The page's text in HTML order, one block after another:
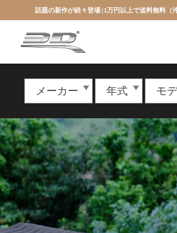
話題の新作が続々登場 | 1万円以上で送料無料（